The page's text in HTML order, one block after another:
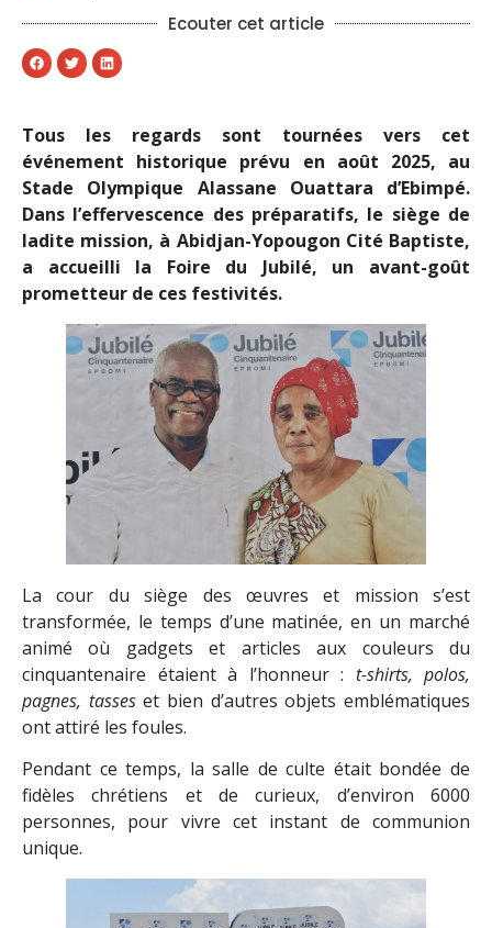
Ecouter cet article
Tous les regards sont tournées vers cet
événement historique prévu en août 2025, au
Stade Olympique Alassane Ouattara d’Ebimpé.
Dans l’effervescence des préparatifs, le siège de
ladite mission, à Abidjan-Yopougon Cité Baptiste,
a accueilli la Foire du Jubilé, un avant-goût
prometteur de ces festivités.
La cour du siège des œuvres et mission s’est
transformée, le temps d’une matinée, en un marché
animé où gadgets et articles aux couleurs du
cinquantenaire étaient à l’honneur : t-shirts, polos,
pagnes, tasseset bien d’autres objets emblématiques
ont attiré les foules.
Pendant ce temps, la salle de culte était bondée de
fidèles chrétiens et de curieux, d’environ 6000
personnes, pour vivre cet instant de communion
unique.